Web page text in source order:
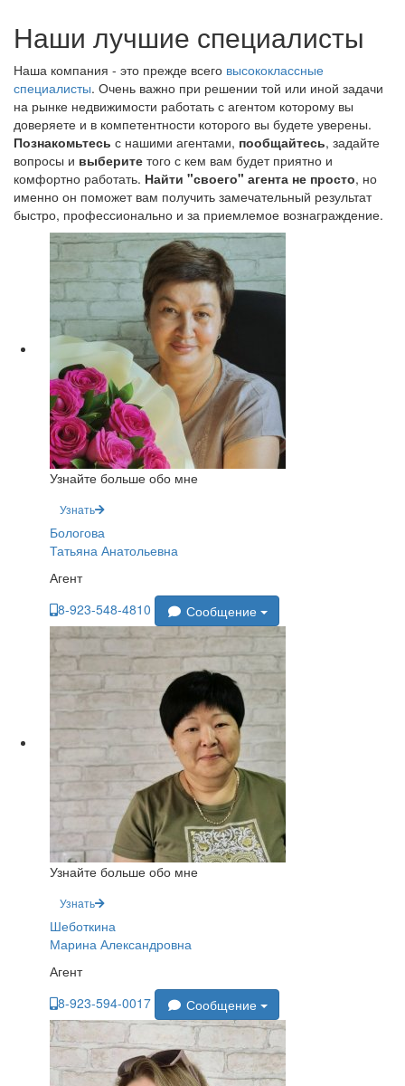
Наши лучшие специалисты
Наша компания - это прежде всего высококлассные
специалисты. Очень важно при решении той или иной задачи
на рынке недвижимости работать с агентом которому вы
доверяете и в компетентности которого вы будете уверены.
Познакомьтесь с нашими агентами, пообщайтесь, задайте
вопросы и выберите того с кем вам будет приятно и
комфортно работать. Найти "своего" агента не просто, но
именно он поможет вам получить замечательный результат
быстро, профессионально и за приемлемое вознаграждение.
Узнайте больше обо мне
Узнать
Бологова
Татьяна Анатольевна
Агент
8-923-548-4810
Сообщение
Узнайте больше обо мне
Узнать
Шеботкина
Марина Александровна
Агент
8-923-594-0017
Сообщение